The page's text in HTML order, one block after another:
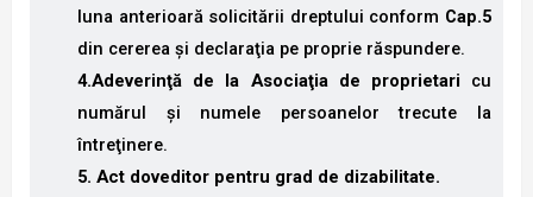
luna anterioară solicitării dreptului conform Cap.5
din cererea şi declaraţia pe proprie răspundere.
4.Adeverinţă de la Asociaţia de proprietari cu
numărul şi numele persoanelor trecute la
întreţinere.
5. Act doveditor pentru grad de dizabilitate.